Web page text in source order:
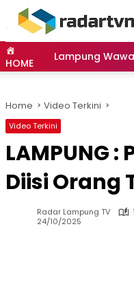
HOME Lampung
Home Video Terkini
Video Terkini
LAMPUNG
Diisi Orang
Radar Lampung TV
24/10/2025